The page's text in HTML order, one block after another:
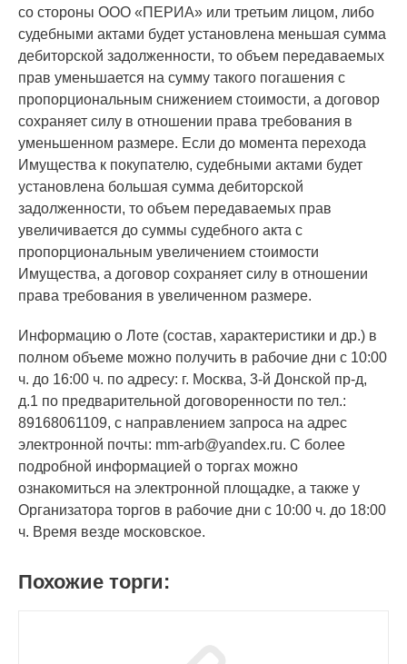
со стороны ООО «ПЕРИА» или третьим лицом, либо
судебными актами будет установлена меньшая сумма
дебиторской задолженности, то объем передаваемых
прав уменьшается на сумму такого погашения с
пропорциональным снижением стоимости, а договор
сохраняет силу в отношении права требования в
уменьшенном размере. Если до момента перехода
Имущества к покупателю, судебными актами будет
установлена большая сумма дебиторской
задолженности, то объем передаваемых прав
увеличивается до суммы судебного акта с
пропорциональным увеличением стоимости
Имущества, а договор сохраняет силу в отношении
права требования в увеличенном размере.
Информацию о Лоте (состав, характеристики и др.) в
полном объеме можно получить в рабочие дни с 10:00
ч. до 16:00 ч. по адресу: г. Москва, 3-й Донской пр-д,
д.1 по предварительной договоренности по тел.:
89168061109, с направлением запроса на адрес
электронной почты: mm-arb@yandex.ru. С более
подробной информацией о торгах можно
ознакомиться на электронной площадке, а также у
Организатора торгов в рабочие дни с 10:00 ч. до 18:00
ч. Время везде московское.
Похожие торги: